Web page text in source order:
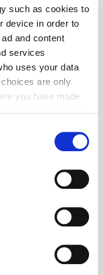
such as cookies to
device in order to
and content
services
uses your data
are only
you have made
location
it for
data is processed
Elektrisch
Evum Motors mit dabei